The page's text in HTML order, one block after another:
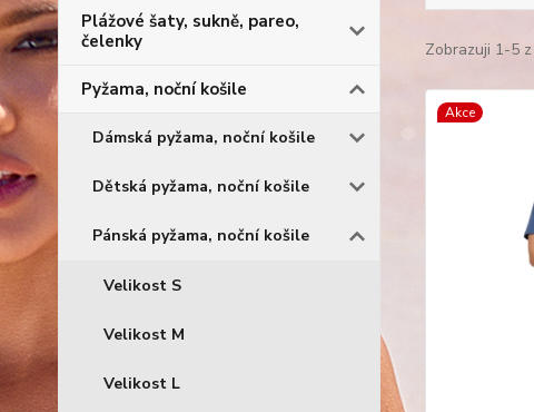
Plážové šaty, sukně, pareo,
čelenky
Pyžama, noční košile
Dámská pyžama, noční košile
Dětská pyžama, noční košile
Pánská pyžama, noční košile
Velikost S
Velikost M
Velikost L
Zobrazuji 1-5
Akce